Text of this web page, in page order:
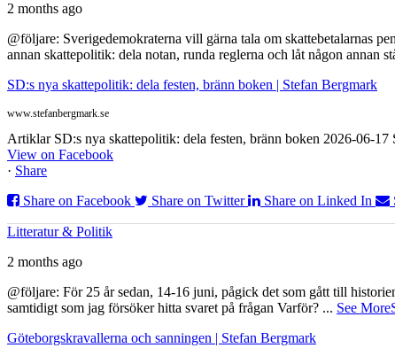
2 months ago
@följare: Sverigedemokraterna vill gärna tala om skattebetalarnas
annan skattepolitik: dela notan, runda reglerna och låt någon annan
SD:s nya skattepolitik: dela festen, bränn boken | Stefan Bergmark
www.stefanbergmark.se
Artiklar SD:s nya skattepolitik: dela festen, bränn boken 2026-06-
View on Facebook
· Share
Share on Facebook
Share on Twitter Share on Linked In
Litteratur & Politik
2 months ago
@följare: För 25 år sedan, 14-16 juni, pågick det som gått till
samtidigt som jag försöker hitta svaret på frågan Varför? ... See More
Göteborgskravallerna och sanningen | Stefan Bergmark